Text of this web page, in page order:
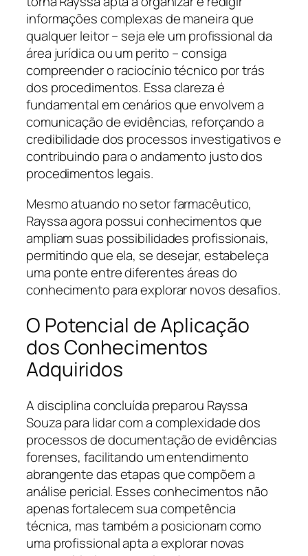
informações complexas de maneira que
qualquer leitor – seja ele um profissional da
área jurídica ou um perito – consiga
compreender o raciocínio técnico por trás
dos procedimentos. Essa clareza é
fundamental em cenários que envolvem a
comunicação de evidências, reforçando a
credibilidade dos processos investigativos e
contribuindo para o andamento justo dos
procedimentos legais.
Mesmo atuando no setor farmacêutico,
Rayssa agora possui conhecimentos que
ampliam suas possibilidades profissionais,
permitindo que ela, se desejar, estabeleça
uma ponte entre diferentes áreas do
conhecimento para explorar novos desafios.
O Potencial de Aplicação
dos Conhecimentos
Adquiridos
A disciplina concluída preparou Rayssa
Souza para lidar com a complexidade dos
processos de documentação de evidências
forenses, facilitando um entendimento
abrangente das etapas que compõem a
análise pericial. Esses conhecimentos não
apenas fortalecem sua competência
técnica, mas também a posicionam como
uma profissional apta a explorar novas